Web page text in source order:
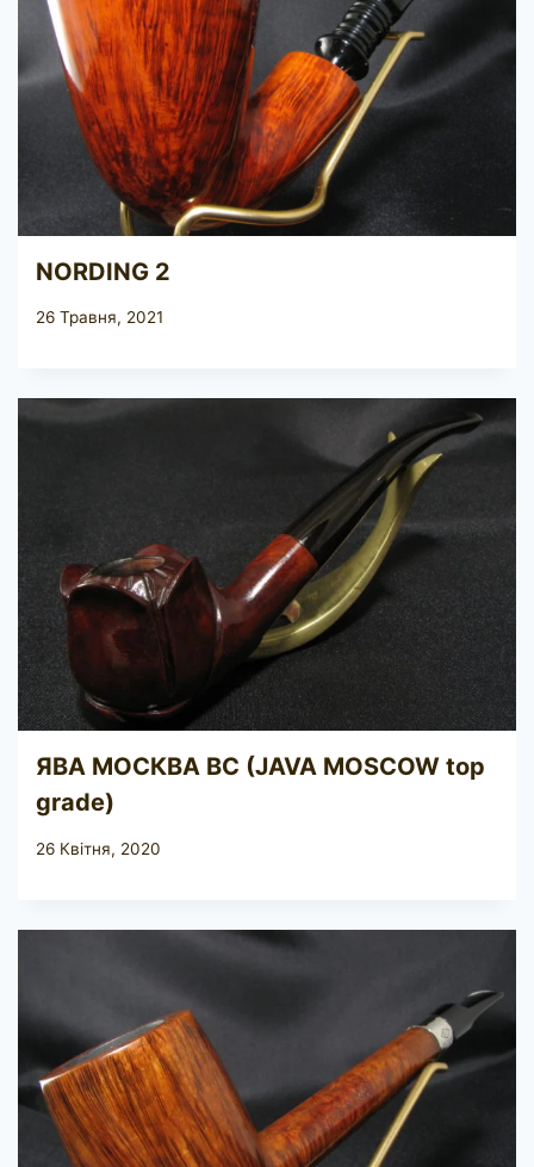
NORDING 2
26 Травня, 2021
ЯВА МОСКВА ВС (JAVA MOSCOW top
grade)
26 Квітня, 2020